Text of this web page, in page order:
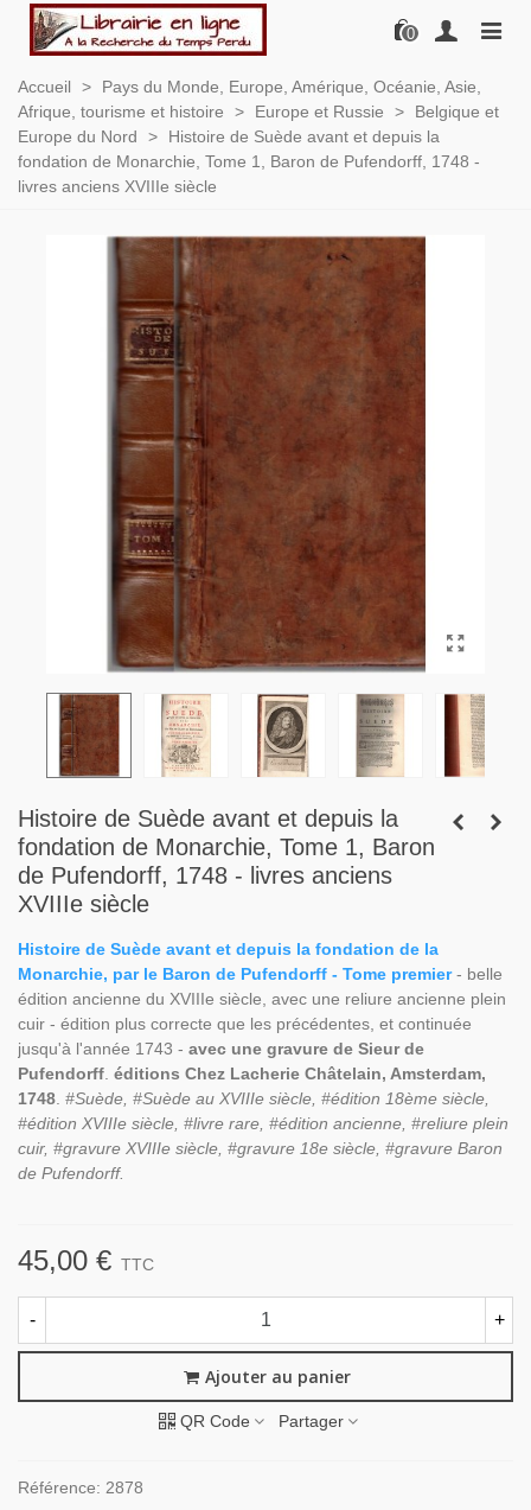
0
Accueil >
Pays du Monde, Europe, Amérique, Océanie, Asie,
Afrique, tourisme et histoire
> Europe et Russie >
Belgique et
Europe du Nord
>
Histoire de Suède avant et depuis la
fondation de Monarchie, Tome 1, Baron de Pufendorff, 1748 -
livres anciens XVIIIe siècle
Histoire de Suède avant et depuis la
fondation de Monarchie, Tome 1, Baron
de Pufendorff, 1748 - livres anciens
XVIIIe siècle
Histoire de Suède avant et depuis la fondation de la
Monarchie, par le Baron de Pufendorff - Tome premier - belle
édition ancienne du XVIIIe siècle, avec une reliure ancienne plein
cuir - édition plus correcte que les précédentes, et continuée
jusqu'à l'année 1743 - avec une gravure de Sieur de
Pufendorff éditions Chez Lacherie Châtelain, Amsterdam,
1748 #Suède, #Suède au XVIIIe siècle, #édition 18ème siècle,
#édition XVIIIe siècle, #livre rare, #édition ancienne, #reliure plein
cuir, #gravure XVIIIe siècle, #gravure 18e siècle, #gravure Baron
de Pufendorff.
45,00 € TTC
- +
Ajouter au panier
QR Code Partager
Référence: 2878